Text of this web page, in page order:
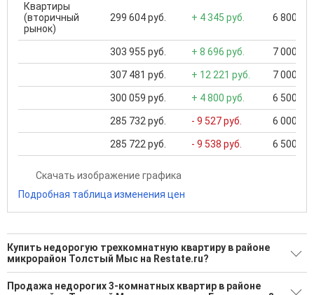
Квартиры
(вторичный
рынок)
299 604 руб. + 4 345 руб. 6 800
303 955 руб. + 8 696 руб. 7 000
307 481 руб. + 12 221 руб. 7 000
300 059 руб. + 4 800 руб. 6 500
285 732 руб. - 9 527 руб. 6 000
285 722 руб. - 9 538 руб. 6 500
Скачать изображение графика
Подробная таблица изменения цен
Купить недорогую трехкомнатную квартиру в районе
микрорайон Толстый Мыс на Restate.ru?
Поможем Купить недорогую трехкомнатную квартиру в
районе микрорайон Толстый Мыс?
Продажа недорогих 3-комнатных квартир в районе